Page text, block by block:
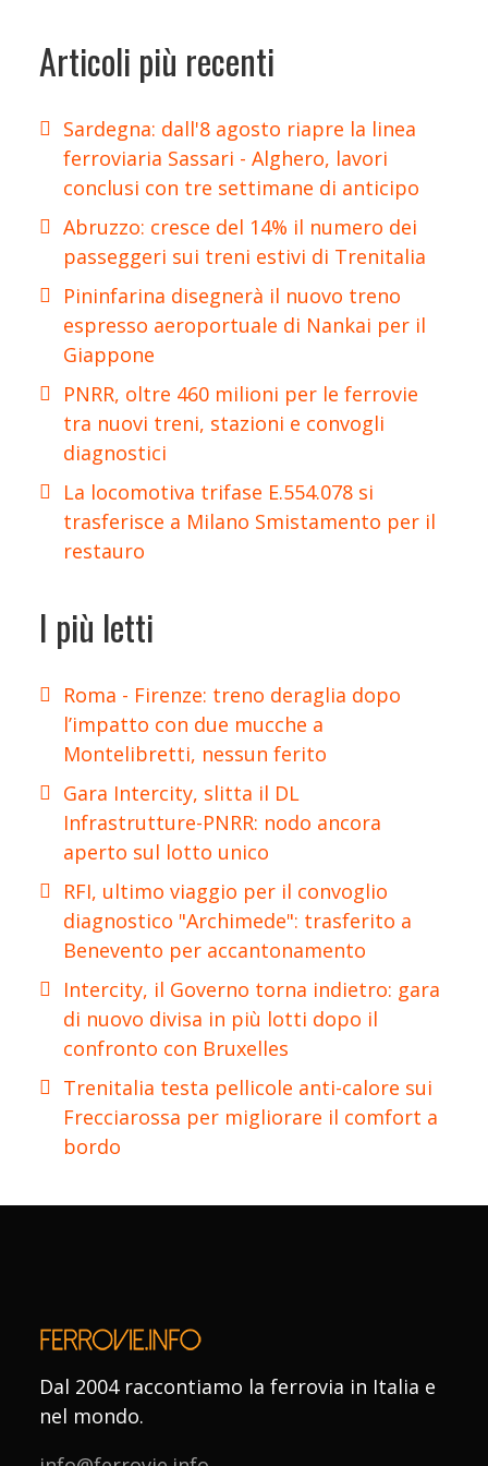
Articoli più recenti
Sardegna: dall'8 agosto riapre la linea
ferroviaria Sassari - Alghero, lavori
conclusi con tre settimane di anticipo
Abruzzo: cresce del 14% il numero dei
passeggeri sui treni estivi di Trenitalia
Pininfarina disegnerà il nuovo treno
espresso aeroportuale di Nankai per il
Giappone
PNRR, oltre 460 milioni per le ferrovie
tra nuovi treni, stazioni e convogli
diagnostici
La locomotiva trifase E.554.078 si
trasferisce a Milano Smistamento per il
restauro
I più letti
Roma - Firenze: treno deraglia dopo
l’impatto con due mucche a
Montelibretti, nessun ferito
Gara Intercity, slitta il DL
Infrastrutture-PNRR: nodo ancora
aperto sul lotto unico
RFI, ultimo viaggio per il convoglio
diagnostico "Archimede": trasferito a
Benevento per accantonamento
Intercity, il Governo torna indietro: gara
di nuovo divisa in più lotti dopo il
confronto con Bruxelles
Trenitalia testa pellicole anti-calore sui
Frecciarossa per migliorare il comfort a
bordo
Dal 2004 raccontiamo la ferrovia in Italia e
nel mondo.